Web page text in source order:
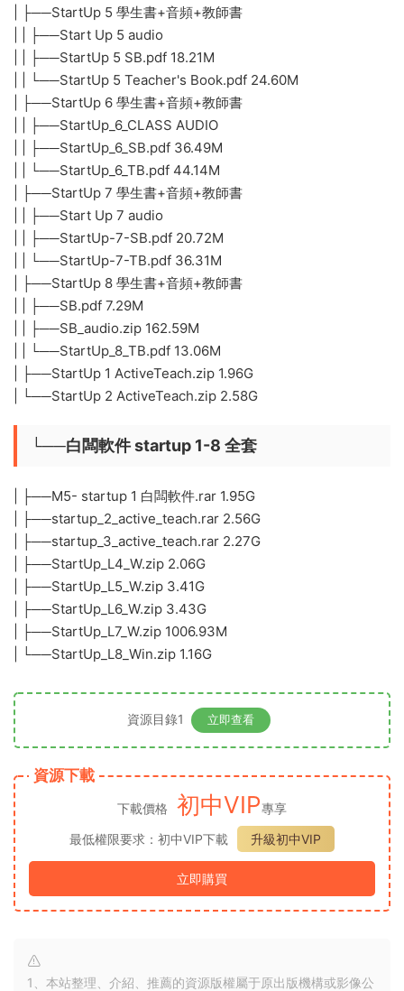
| ├──StartUp 5 學生書+音頻+教師書
| | ├──Start Up 5 audio
| | ├──StartUp 5 SB.pdf 18.21M
| | └──StartUp 5 Teacher's Book.pdf 24.60M
| ├──StartUp 6 學生書+音頻+教師書
| | ├──StartUp_6_CLASS AUDIO
| | ├──StartUp_6_SB.pdf 36.49M
| | └──StartUp_6_TB.pdf 44.14M
| ├──StartUp 7 學生書+音頻+教師書
| | ├──Start Up 7 audio
| | ├──StartUp-7-SB.pdf 20.72M
| | └──StartUp-7-TB.pdf 36.31M
| ├──StartUp 8 學生書+音頻+教師書
| | ├──SB.pdf 7.29M
| | ├──SB_audio.zip 162.59M
| | └──StartUp_8_TB.pdf 13.06M
| ├──StartUp 1 ActiveTeach.zip 1.96G
| └──StartUp 2 ActiveTeach.zip 2.58G
└──白闆軟件 startup 1-8 全套
| ├──M5- startup 1 白闆軟件.rar 1.95G
| ├──startup_2_active_teach.rar 2.56G
| ├──startup_3_active_teach.rar 2.27G
| ├──StartUp_L4_W.zip 2.06G
| ├──StartUp_L5_W.zip 3.41G
| ├──StartUp_L6_W.zip 3.43G
| ├──StartUp_L7_W.zip 1006.93M
| └──StartUp_L8_Win.zip 1.16G
資源目錄1 立即查看
資源下載
下載價格 初中VIP專享
最低權限要求：初中VIP下載
升級初中VIP
立即購買
1、本站整理、介紹、推薦的資源版權屬于原出版機構或影像公